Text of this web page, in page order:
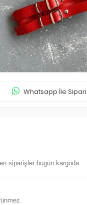
Whatsapp İle
siparişler bugün kargoda.